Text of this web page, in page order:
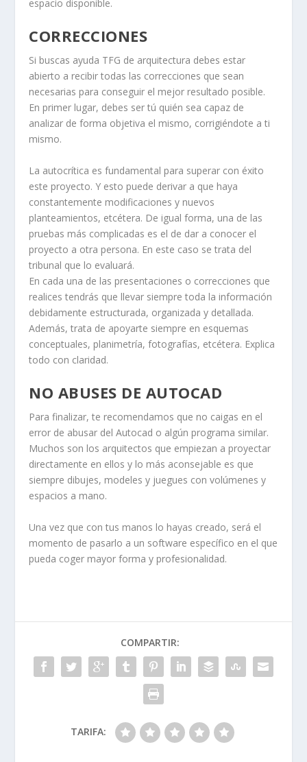
espacio disponible.
CORRECCIONES
Si buscas ayuda TFG de arquitectura debes estar
abierto a recibir todas las correcciones que sean
necesarias para conseguir el mejor resultado posible.
En primer lugar, debes ser tú quién sea capaz de
analizar de forma objetiva el mismo, corrigiéndote a ti
mismo.
La autocrítica es fundamental para superar con éxito
este proyecto. Y esto puede derivar a que haya
constantemente modificaciones y nuevos
planteamientos, etcétera. De igual forma, una de las
pruebas más complicadas es el de dar a conocer el
proyecto a otra persona. En este caso se trata del
tribunal que lo evaluará.
En cada una de las presentaciones o correcciones que
realices tendrás que llevar siempre toda la información
debidamente estructurada, organizada y detallada.
Además, trata de apoyarte siempre en esquemas
conceptuales, planimetría, fotografías, etcétera. Explica
todo con claridad.
NO ABUSES DE AUTOCAD
Para finalizar, te recomendamos que no caigas en el
error de abusar del Autocad o algún programa similar.
Muchos son los arquitectos que empiezan a proyectar
directamente en ellos y lo más aconsejable es que
siempre dibujes, modeles y juegues con volúmenes y
espacios a mano.
Una vez que con tus manos lo hayas creado, será el
momento de pasarlo a un software específico en el que
pueda coger mayor forma y profesionalidad.
COMPARTIR:
TARIFA: